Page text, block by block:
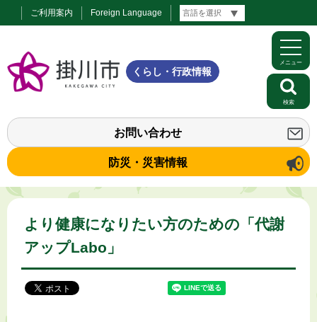
ご利用案内 Foreign Language
くらし・行政情報
お問い合わせ
防災・災害情報
メニュー
検索
より健康になりたい方のための「代謝
アップLabo」